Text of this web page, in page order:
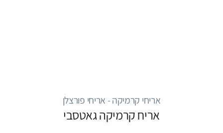
אריחי קרמיקה - אריחי פורצלן
אריח קרמיקה גאטסבי